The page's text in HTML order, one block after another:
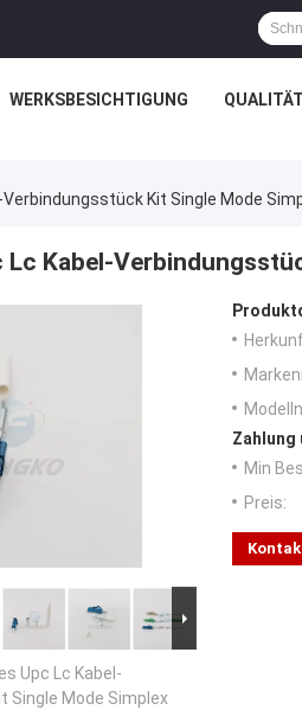
WERKSBESICHTIGUNG
Kit Single Mode
Lc Kabel-
Upc Lc Kabel-
Single Mode Simplex
Zahlung
Min
Preis: